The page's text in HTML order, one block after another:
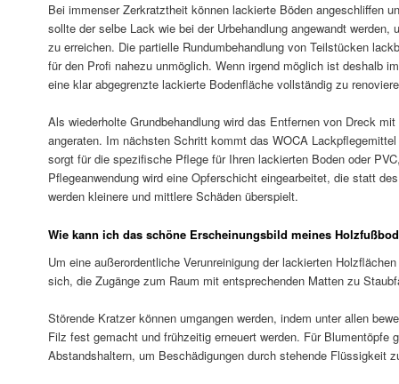
Bei immenser Zerkratztheit können lackierte Böden angeschliffen
sollte der selbe Lack wie bei der Urbehandlung angewandt werden,
zu erreichen. Die partielle Rundumbehandlung von Teilstücken
für den Profi nahezu unmöglich. Wenn irgend möglich ist deshalb
eine klar abgegrenzte lackierte Bodenfläche vollständig zu
Als wiederholte Grundbehandlung wird das Entfernen von Dreck
angeraten. Im nächsten Schritt kommt das WOCA
sorgt für die spezifische Pflege für Ihren lackierten Boden oder
Pflegeanwendung wird eine Opferschicht eingearbeitet, die statt
werden kleinere und mittlere Schäden überspielt.
Wie kann ich das schöne Erscheinungsbild meines
Um eine außerordentliche Verunreinigung der lackierten
sich, die Zugänge zum Raum mit entsprechenden Matten zu
Störende Kratzer können umgangen werden, indem unter allen
Filz fest gemacht und frühzeitig erneuert werden. Für Blumentöpfe
Abstandshaltern, um Beschädigungen durch stehende Flüssigkeit